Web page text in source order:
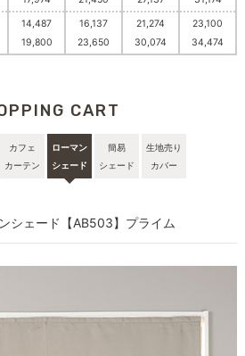
14,487
19,800
16,137
23,650
21,274
30,074
23,100
34,474
CART
カフェ
カーテン
ローマン
シェード
簡易
シェード
生地売り
カバー
シェード【AB503】プライム